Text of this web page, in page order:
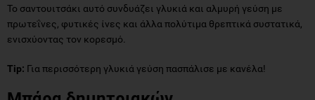
Το σαντουιτσάκι αυτό συνδυάζει γλυκιά και αλμυρή γεύση με
πρωτεΐνες, φυτικές ίνες και άλλα πολύτιμα θρεπτικά συστατικά,
ενισχύοντας τον κορεσμό.
Tip: Για περισσότερη γλυκιά γεύση πασπάλισε με κανέλα!